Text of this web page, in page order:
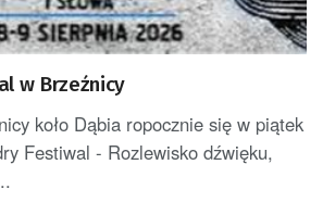
w Brzeźnicy
koło Dąbia ropocznie się w piątek
Festiwal - Rozlewisko dźwięku,